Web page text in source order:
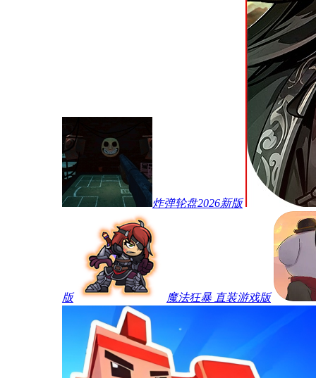
炸弹轮盘2026新版
版 魔法狂暴 直装游戏版